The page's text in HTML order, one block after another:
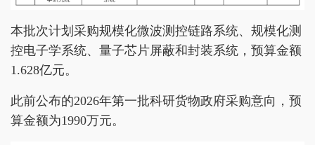
本批次计划采购规模化微波测控链路系统、规模化测
控电子学系统、量子芯片屏蔽和封装系统，预算金额
1.628亿元。
此前公布的2026年第一批科研货物政府采购意向，预
算金额为1990万元。